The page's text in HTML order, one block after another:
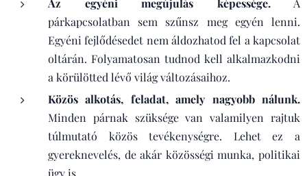
Az egyéni megújulás képessége.A
párkapcsolatban sem szűnsz meg egyén lenni.
Egyéni fejlődésedet nem áldozhatod fel a kapcsolat
oltárán. Folyamatosan tudnod kell alkalmazkodni
a körülötted lévő világ változásaihoz.
Közös alkotás, feladat, amely nagyobb nálunk.
Minden párnak szüksége van valamilyen rajtuk
túlmutató közös tevékenységre. Lehet ez a
gyereknevelés, de akár közösségi munka, politikai
ügy is.